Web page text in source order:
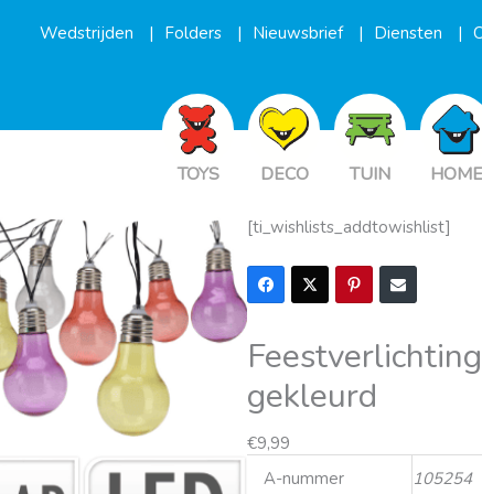
Wedstrijden Folders Nieuwsbrief Diensten
TOYS DECO TUIN HOME
[ti_wishlists_addtowishlist]
gekleurd
€9,99
A-nummer
105254